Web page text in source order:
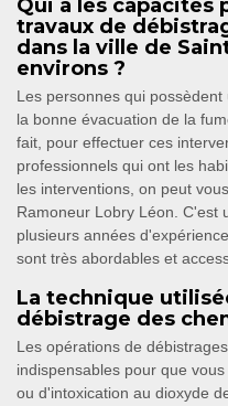
Qui a les capacités
travaux de
dans la ville de
environs ?
Les personnes qui
la bonne évacuation de la
fait, pour effectuer ces
professionnels qui ont les
les interventions, on peut
Ramoneur Lobry Léon. C'est
plusieurs années
sont très abordables et
La technique
débistrage des
Les opérations de
indispensables pour que
ou d'intoxication au dioxyde